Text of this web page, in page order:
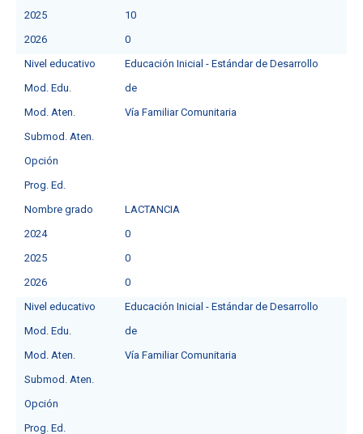
2025
10
2026
0
Nivel educativo
Educación Inicial - Estándar de Desarrollo
Mod. Edu.
de
Mod. Aten.
Vía Familiar Comunitaria
Submod. Aten.
Opción
Prog. Ed.
Nombre grado
LACTANCIA
2024
0
2025
0
2026
0
Nivel educativo
Educación Inicial - Estándar de Desarrollo
Mod. Edu.
de
Mod. Aten.
Vía Familiar Comunitaria
Submod. Aten.
Opción
Prog. Ed.